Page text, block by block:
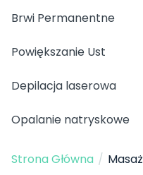
Brwi Permanentne
Powiększanie Ust
Depilacja laserowa
Opalanie natryskowe
Strona Główna / Masaż